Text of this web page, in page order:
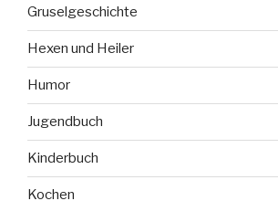
Gruselgeschichte
Hexen und Heiler
Humor
Jugendbuch
Kinderbuch
Kochen